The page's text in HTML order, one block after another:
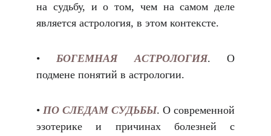
на судьбу, и о том, чем на самом деле
является астрология, в этом контексте.
•БОГЕМНАЯ АСТРОЛОГИЯ. О
подмене понятий в астрологии.
• ПО СЛЕДАМ СУДЬБЫ. О современной
эзотерике и причинах болезней с